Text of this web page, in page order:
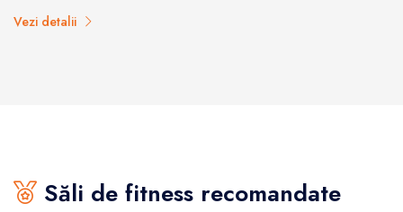
Vezi detalii
Săli de fitness recomandate